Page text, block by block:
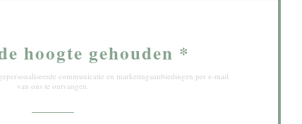
hoogte gehouden *
communicatie en marketingaanbiedingen per e-mail
van ons te ontvangen.